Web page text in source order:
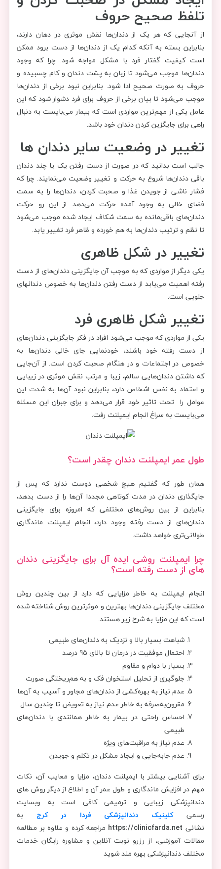
تلفظ صحیح حروف
از آنجایی که هر یک از دندان‌ها نقش موثری در دهان دارند،
بنابراین بسته به آنکه کدام یک از دندان‌ها از دست برود ممکن
است کیفیت گفتار فرد با مشکل مواجه شود. چرا که وجود
دندان‌ها موجب می‌شود تا زبان به پشت دندان و کام چسبیده و
حروف به صورت صحیح ادا شود. بنابراین نبود برخی از دندان‌ها
موجب می‌شود تا بیان برخی از حروف برای فرد دشوار شود که این
عامل یکی از مهم‌ترین مواردی است که بیمار می‌بایست به دنبال
راهی برای جایگزین کردن دندان خود باشد.
تغییر در وضعیت سایر دندان ها
جالب است بدانید که در صورت از دست رفتن یک یا چند دندان
باقی دندان‌ها شروع به حرکت و تغییر وضعیت می‌نمایند. چرا که
فشار ناشی از جویدن غذا و صحبت کردن، دندان‌ها را به سمت
فضای خالی به وجود آمده حرکت می‌دهد. از این رو حرکت
دندان‌های باقی‌مانده به سمت شکاف ایجاد شده موجب می‌شود
تا نظم و ترتیب دندان‌ها به هم خورده و ظاهر فرد تغییر یابد.
تغییر در شکل ظاهری
یکی دیگر از مواردی که به موجب آن جایگزینی دندان‌های از دست
رفته اهمیت می‌یابد از دست رفتن دندان‌ها به خصوص دندانهای
جلویی است.
تغییر شکل ظاهری فرد
یکی از مواردی که موجب می‌شود افراد در فکر جایگزینی دندان‌های
از دست رفته خود باشند، خودنمایی جای‌ خالی دندان‌ها به
خصوص در اجتماعات و در هنگام صحبت کردن است. از آن‌جایی
که داشتن دندان‌هایی سالم، زیبا و مرتب نقش موثری در زیبایی
و اعتماد به نفس اشخاص دارد، بنابراین نبود آن‌ها به شدت این
عوامل را تحت تاثیر خود قرار می‌دهد و برای جبران این مسئله
می‌بایست به سراغ انجام ایمپلنت رفت.
طول عمر ایمپلنت دندان چقدر است؟
همان طور که گفتیم هیچ شخصی دوست ندارد که پس از
جایگذاری دندان در مدت کوتاهی مجددا آن‌ها را از دست بدهد،
بنابراین از بین روش‌های مختلفی که امروزه برای جایگزینی
دندان‌های از دست رفته وجود دارد، انجام ایمپلنت ماندگاری
طولانی‌تری خواهد داشت.
چرا ایمپلنت روشی ایده آل برای جایگزینی دندان
های از دست رفته است؟
انجام ایمپلنت به خاطر مزایایی که دارد از بین چندین روش
مختلف جایگزینی دندان‌ها بهترین و موثرترین روش شناخته شده
است که این مزایا به شرح زیر هستند.
شباهت بسیار بالا و نزدیک به دندان‌های طبیعی
احتمال موفقیت در درمان تا بالای 95 درصد
بسیار با دوام و مقاوم
جلوگیری از تحلیل استخوان فک و به هم‌ریختگی صورت
عدم نیاز به بهره‌کشی از دندان‌های مجاور و آسیب به آن‌ها
مقرون‌به‌صرفه به خاطر عدم نیاز به تعویض تا چندین سال
احساس راحتی در بیمار به خاطر همانندی با دندان‌های
طبیعی
عدم نیاز به مراقبت‌های ویژه
عدم جابه‌جایی و ایجاد مشکل در تکلم و جویدن
برای آشنایی بیشتر با ایمپلنت دندان، مزایا و معایب آن، نکات
مهم در افزایش ماندگاری و طول عمر آن و اطلاع از دیگر روش های
دندانپزشکی زیبایی و ترمیمی کافی است به وبسایت
رسمیکلینیک دندانپزشکی فردا در کرج به
نشانی https://clinicfarda.net مراجعه کرده و علاوه بر مطالعه
مقالات آموزشی، از رزرو نوبت آنلاین و مشاوره رایگان خدمات
مختلف دندانپزشکی بهره مند شوید